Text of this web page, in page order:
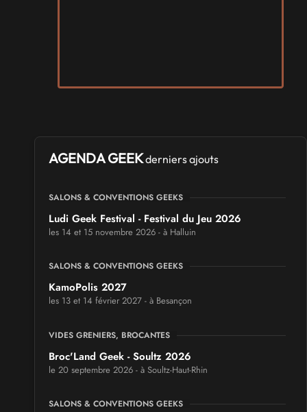
AGENDA GEEKderniers ajouts
SALONS & CONVENTIONS GEEKS
Ludi Geek Festival - Festival du Jeu 2026
les 14 et 15 novembre 2026 - à Halluin
SALONS & CONVENTIONS GEEKS
KamoPolis 2027
les 13 et 14 février 2027 - à Besançon
VIDES GRENIERS, BROCANTES
Broc'Land Geek - Soultz 2026
le 20 septembre 2026 - à Soultz-Haut-Rhin
SALONS & CONVENTIONS GEEKS